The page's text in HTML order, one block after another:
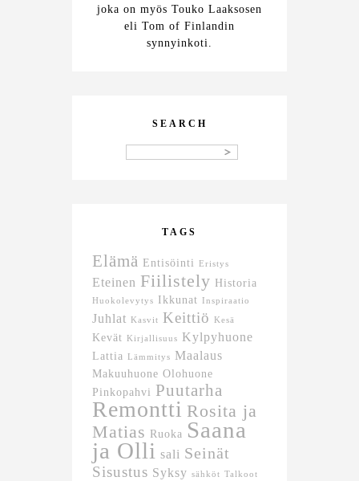
joka on myös Touko Laaksosen
eli Tom of Finlandin
synnyinkoti.
SEARCH
TAGS
Elämä Entisöinti Eristys
Eteinen Fiilistely Historia
Huokolevytys Ikkunat Inspiraatio
Juhlat Kasvit Keittiö Kesä
Kevät Kirjallisuus Kylpyhuone
Lattia Lämmitys Maalaus
Makuuhuone Olohuone
Pinkopahvi Puutarha
Remontti Rosita ja
Matias Ruoka Saana
ja Olli sali Seinät
Sisustus Syksy sähköt Talkoot